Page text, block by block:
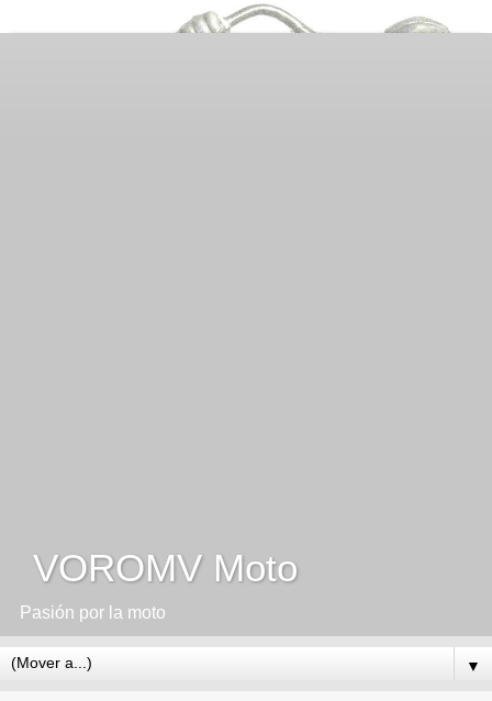
VOROMV Moto
Pasión por la moto
▼